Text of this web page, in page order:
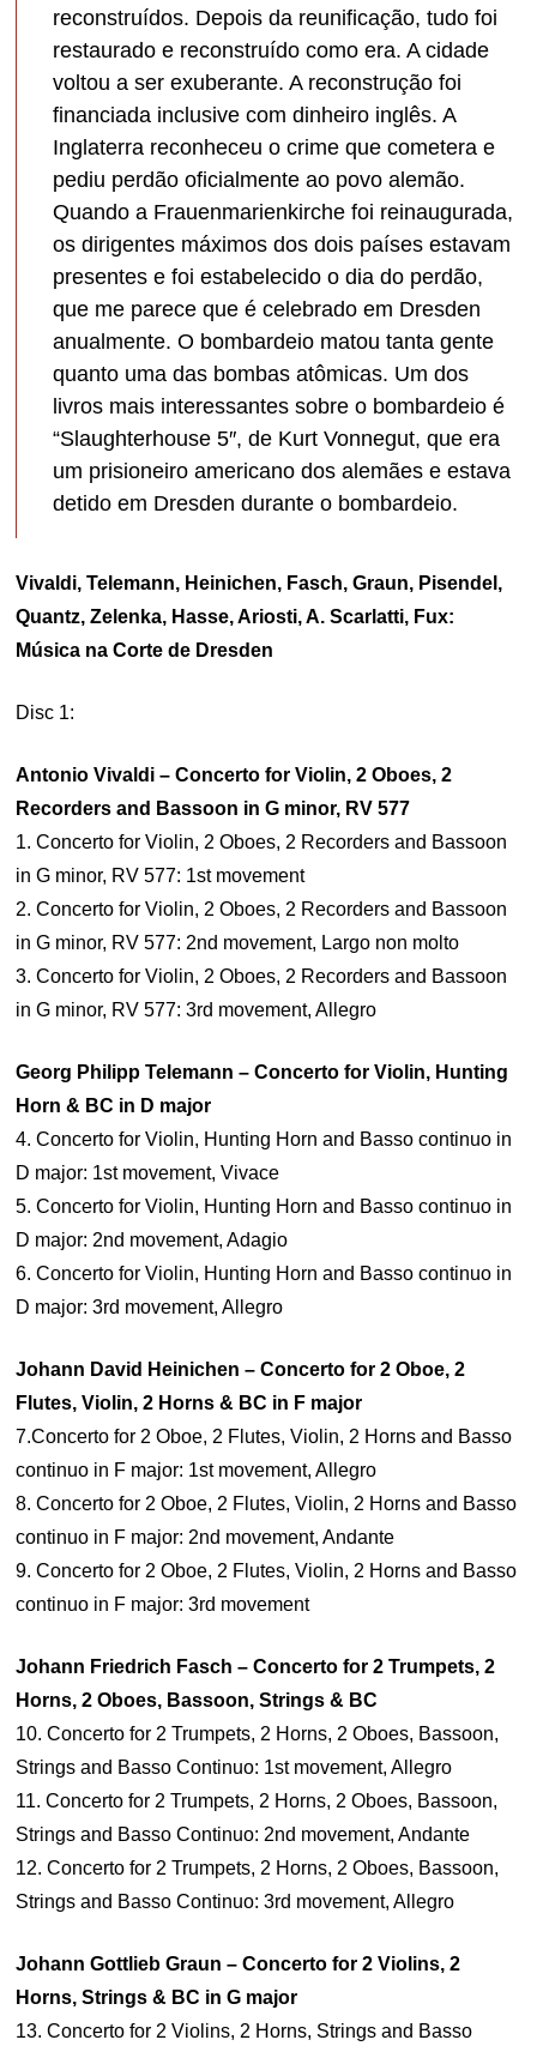
reconstruídos. Depois da reunificação, tudo foi
restaurado e reconstruído como era. A cidade
voltou a ser exuberante. A reconstrução foi
financiada inclusive com dinheiro inglês. A
Inglaterra reconheceu o crime que cometera e
pediu perdão oficialmente ao povo alemão.
Quando a Frauenmarienkirche foi reinaugurada,
os dirigentes máximos dos dois países estavam
presentes e foi estabelecido o dia do perdão,
que me parece que é celebrado em Dresden
anualmente. O bombardeio matou tanta gente
quanto uma das bombas atômicas. Um dos
livros mais interessantes sobre o bombardeio é
“Slaughterhouse 5″, de Kurt Vonnegut, que era
um prisioneiro americano dos alemães e estava
detido em Dresden durante o bombardeio.
Vivaldi, Telemann, Heinichen, Fasch, Graun, Pisendel,
Quantz, Zelenka, Hasse, Ariosti, A. Scarlatti, Fux:
Música na Corte de Dresden
Disc 1:
Antonio Vivaldi – Concerto for Violin, 2 Oboes, 2
Recorders and Bassoon in G minor, RV 577
1. Concerto for Violin, 2 Oboes, 2 Recorders and Bassoon
in G minor, RV 577: 1st movement
2. Concerto for Violin, 2 Oboes, 2 Recorders and Bassoon
in G minor, RV 577: 2nd movement, Largo non molto
3. Concerto for Violin, 2 Oboes, 2 Recorders and Bassoon
in G minor, RV 577: 3rd movement, Allegro
Georg Philipp Telemann – Concerto for Violin, Hunting
Horn & BC in D major
4. Concerto for Violin, Hunting Horn and Basso continuo in
D major: 1st movement, Vivace
5. Concerto for Violin, Hunting Horn and Basso continuo in
D major: 2nd movement, Adagio
6. Concerto for Violin, Hunting Horn and Basso continuo in
D major: 3rd movement, Allegro
Johann David Heinichen – Concerto for 2 Oboe, 2
Flutes, Violin, 2 Horns & BC in F major
7.Concerto for 2 Oboe, 2 Flutes, Violin, 2 Horns and Basso
continuo in F major: 1st movement, Allegro
8. Concerto for 2 Oboe, 2 Flutes, Violin, 2 Horns and Basso
continuo in F major: 2nd movement, Andante
9. Concerto for 2 Oboe, 2 Flutes, Violin, 2 Horns and Basso
continuo in F major: 3rd movement
Johann Friedrich Fasch – Concerto for 2 Trumpets, 2
Horns, 2 Oboes, Bassoon, Strings & BC
10. Concerto for 2 Trumpets, 2 Horns, 2 Oboes, Bassoon,
Strings and Basso Continuo: 1st movement, Allegro
11. Concerto for 2 Trumpets, 2 Horns, 2 Oboes, Bassoon,
Strings and Basso Continuo: 2nd movement, Andante
12. Concerto for 2 Trumpets, 2 Horns, 2 Oboes, Bassoon,
Strings and Basso Continuo: 3rd movement, Allegro
Johann Gottlieb Graun – Concerto for 2 Violins, 2
Horns, Strings & BC in G major
13. Concerto for 2 Violins, 2 Horns, Strings and Basso